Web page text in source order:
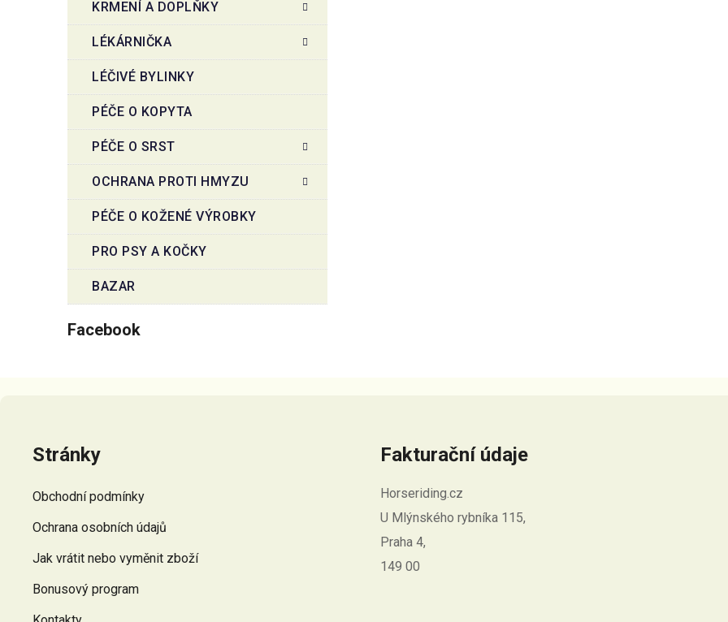
KRMENÍ A DOPLŇKY
LÉKÁRNIČKA
LÉČIVÉ BYLINKY
PÉČE O KOPYTA
PÉČE O SRST
OCHRANA PROTI HMYZU
PÉČE O KOŽENÉ VÝROBKY
PRO PSY A KOČKY
BAZAR
Facebook
Stránky
Obchodní podmínky
Ochrana osobních údajů
Jak vrátit nebo vyměnit zboží
Bonusový program
Fakturační údaje
Horseriding.cz
U Mlýnského rybníka 115,
Praha 4,
149 00